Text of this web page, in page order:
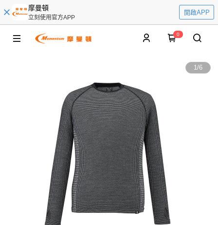
摩曼頓
立刻使用官方APP
開啟APP
0
1/6